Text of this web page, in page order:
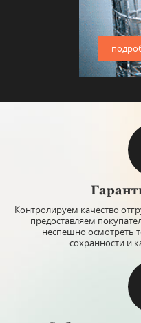
Контролируем качество
предоставляем
неспешно осмотреть
сохранности и